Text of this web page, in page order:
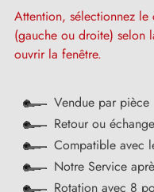
Attention, sélectionnez
(gauche ou droite) selon
ouvrir la fenêtre.
Vendue par pièce
Retour ou
Compatible avec
Notre Service
Rotation avec 8